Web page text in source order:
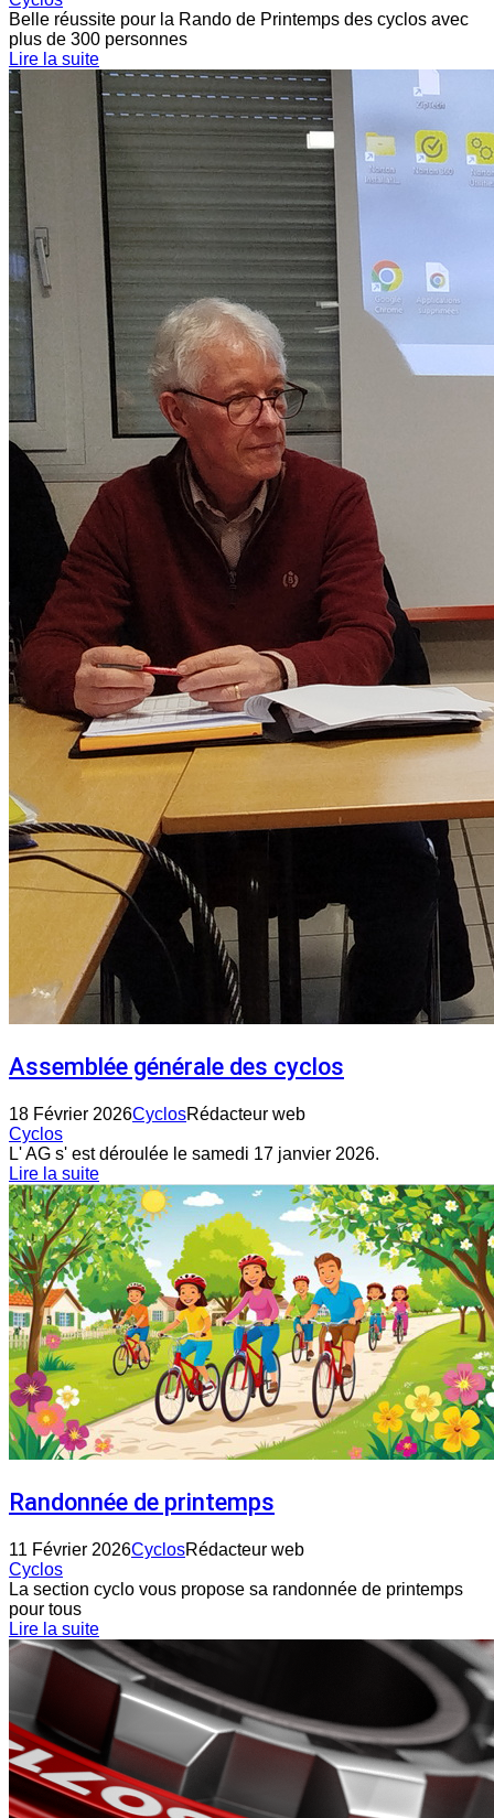
Belle réussite pour la Rando de Printemps des cyclos avec
plus de 300 personnes
Lire la suite
Assemblée générale des cyclos
18 Février 2026CyclosRédacteur web
Cyclos
L' AG s' est déroulée le samedi 17 janvier 2026.
Lire la suite
Randonnée de printemps
11 Février 2026CyclosRédacteur web
Cyclos
La section cyclo vous propose sa randonnée de printemps
pour tous
Lire la suite